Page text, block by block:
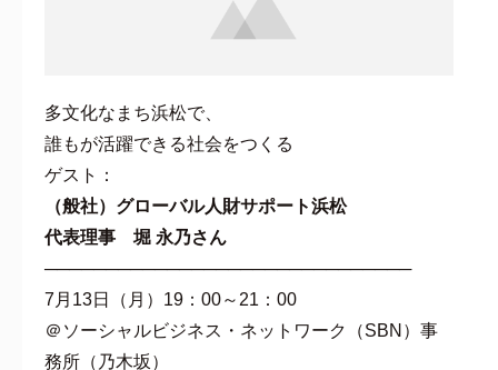
多文化なまち浜松で、
誰もが活躍できる社会をつくる
ゲスト：
（般社）グローバル人財サポート浜松
代表理事 堀 永乃さん
──────────────────────────────
7月13日（月）19：00～21：00
＠ソーシャルビジネス・ネットワーク（SBN）事
務所（乃木坂）